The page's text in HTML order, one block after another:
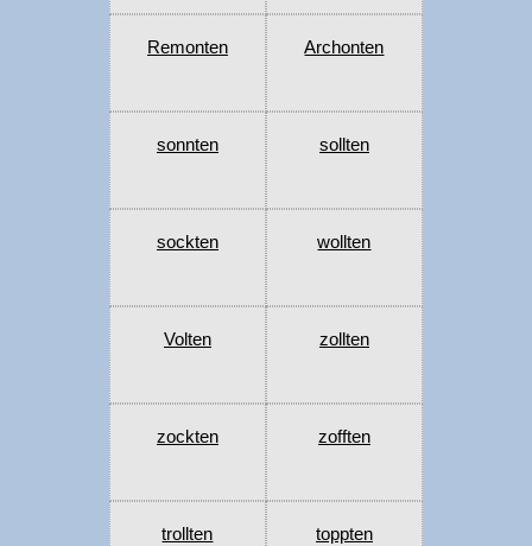
Remonten Archonten
sonnten sollten
sockten wollten
Volten zollten
zockten zofften
trollten toppten